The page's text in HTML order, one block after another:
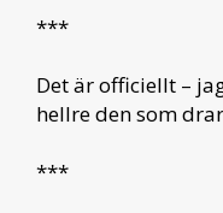
***
Det är officiellt –
hellre den som
***